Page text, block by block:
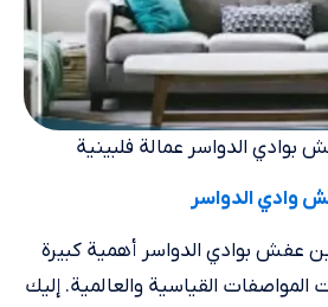
الدواسر عمالة فلبينية
وادي الدواسر
عفش بوادي الدواسر أهمية كبيرة
المواصفات القياسية والعالمية. إليك